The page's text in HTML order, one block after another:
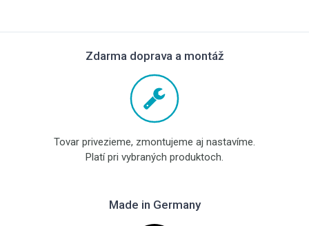
Zdarma doprava a montáž
Tovar privezieme, zmontujeme aj nastavíme.
Platí pri vybraných produktoch.
Made in Germany